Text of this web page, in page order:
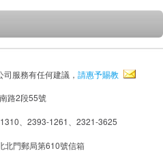
服務有任何建議， 請惠予賜教
路2段55號
、2393-1261、2321-3625
北門郵局第610號信箱